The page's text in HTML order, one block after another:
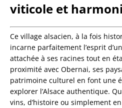
viticole et
Ce village alsacien, à la fois
incarne parfaitement l’esprit
attachée à ses racines tout en
proximité avec Obernai, ses
patrimoine culturel en font une
explorer l’Alsace authentique.
vins, d’histoire ou simplement